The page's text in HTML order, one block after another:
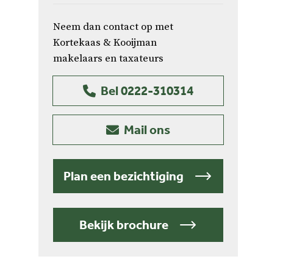
Neem dan contact op met
Kortekaas & Kooijman
makelaars en taxateurs
Bel 0222-310314
Mail ons
Plan een bezichtiging
Bekijk brochure